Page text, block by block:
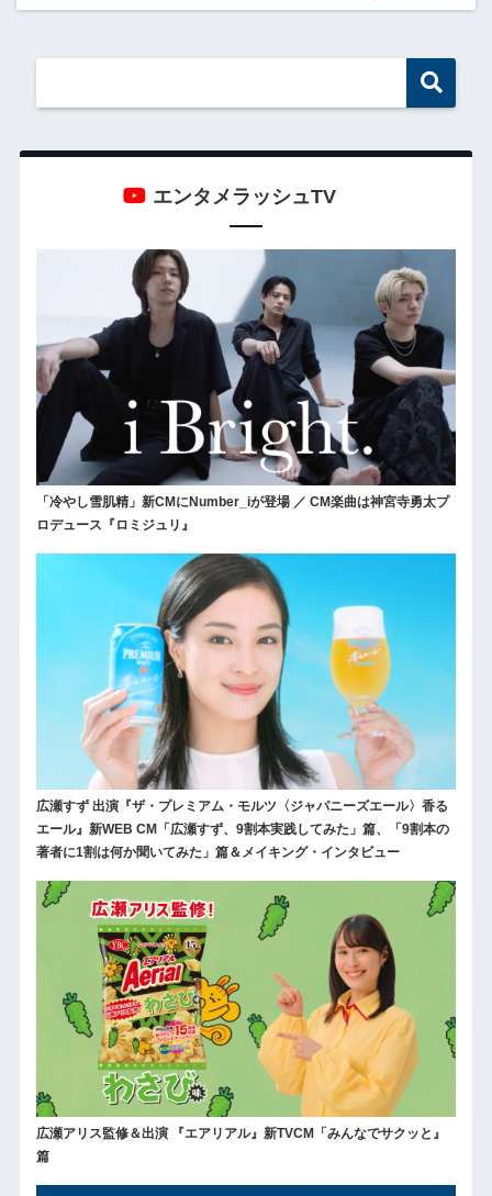
エンタメラッシュTV
「冷やし雪肌精」新CMにNumber_iが登場 ／ CM楽曲は神宮寺勇太プ
ロデュース『ロミジュリ』
広瀬すず 出演『ザ・プレミアム・モルツ〈ジャパニーズエール〉香る
エール』新WEB CM「広瀬すず、9割本実践してみた」篇、「9割本の
著者に1割は何か聞いてみた」篇＆メイキング・インタビュー
広瀬アリス監修＆出演 『エアリアル』新TVCM「みんなでサクッと』
篇